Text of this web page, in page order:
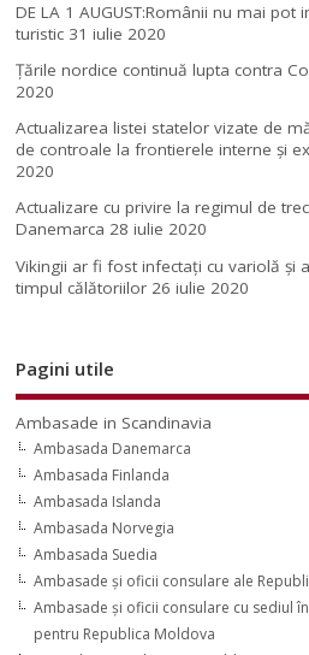
DE LA 1 AUGUST:Românii nu mai pot
turistic 31 iulie 2020
Țările nordice continuă lupta contra
2020
Actualizarea listei statelor vizate de
de controale la frontierele interne și
2020
Actualizare cu privire la regimul de
Danemarca 28 iulie 2020
Vikingii ar fi fost infectaţi cu variolă şi
timpul călătoriilor 26 iulie 2020
Pagini utile
Ambasade in Scandinavia
Ambasada Danemarca
Ambasada Finlanda
Ambasada Islanda
Ambasada Norvegia
Ambasada Suedia
Ambasade şi oficii consulare ale
Ambasade şi oficii consulare cu sediul
pentru Republica Moldova